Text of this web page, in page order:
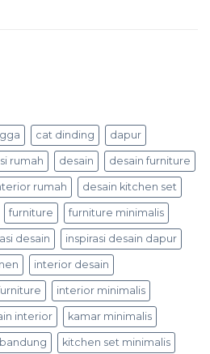
cat dinding dapur
rumah desain desain furniture
rumah desain kitchen set
furniture furniture minimalis
desain inspirasi desain dapur
interior desain
interior minimalis
interior kamar minimalis
kitchen set minimalis